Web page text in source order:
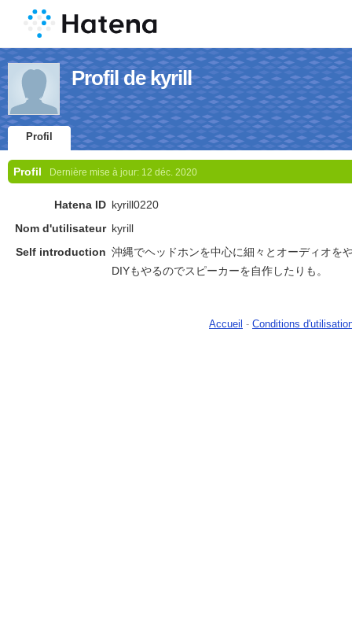
Profil de kyrill
Profil
Profil Dernière mise à jour: 12 déc. 2020
Hatena ID kyrill0220
Nom d'utilisateur kyrill
Self introduction 沖縄でヘッドホンを中心に細々とオーディオを
DIYもやるのでスピーカーを自作したりも。
Accueil - Conditions